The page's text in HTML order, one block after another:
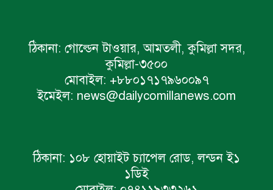
ঠিকানা: গোল্ডেন টাওয়ার, আমতলী, কুমিল্লা সদর,
কুমিল্লা-৩৫০০
মোবাইল: +৮৮০১৭১৭৯৬০০৯৭
ইমেইল: news@dailycomillanews.com
ঠিকানা: ১০৮ হোয়াইট চ্যাপেল রোড, লন্ডন ই১
১ডিই